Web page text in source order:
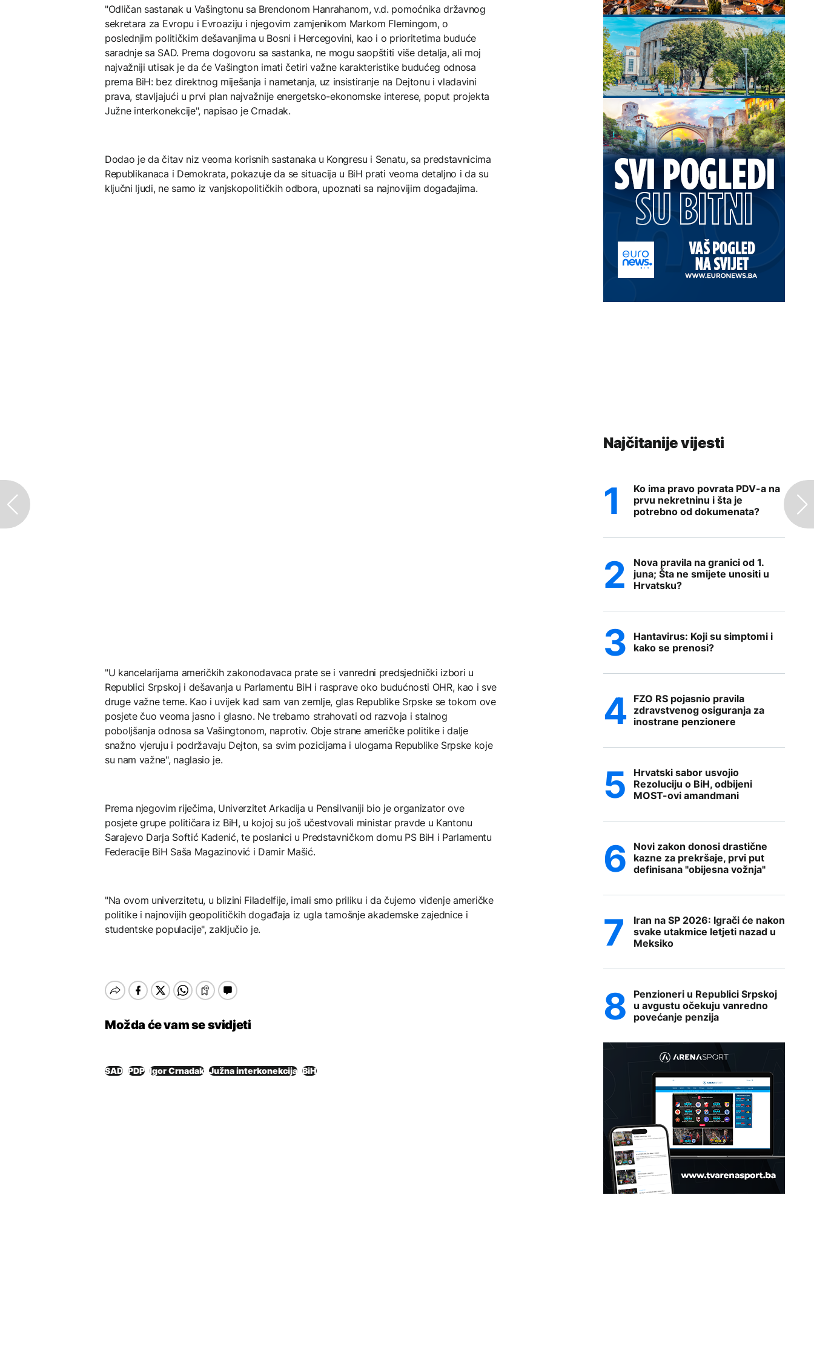
"Odličan sastanak u Vašingtonu sa Brendonom Hanrahanom, v.d. pomoćnika državnog
sekretara za Evropu i Evroaziju i njegovim zamjenikom Markom Flemingom, o
poslednjim političkim dešavanjima u Bosni i Hercegovini, kao i o prioritetima buduće
saradnje sa SAD. Prema dogovoru sa sastanka, ne mogu saopštiti više detalja, ali moj
najvažniji utisak je da će Vašington imati četiri važne karakteristike budućeg odnosa
prema BiH: bez direktnog miješanja i nametanja, uz insistiranje na Dejtonu i vladavini
prava, stavljajući u prvi plan najvažnije energetsko-ekonomske interese, poput projekta
Južne interkonekcije", napisao je Crnadak.
Dodao je da čitav niz veoma korisnih sastanaka u Kongresu i Senatu, sa predstavnicima
Republikanaca i Demokrata, pokazuje da se situacija u BiH prati veoma detaljno i da su
ključni ljudi, ne samo iz vanjskopolitičkih odbora, upoznati sa najnovijim događajima.
"U kancelarijama američkih zakonodavaca prate se i vanredni predsjednički izbori u
Republici Srpskoj i dešavanja u Parlamentu BiH i rasprave oko budućnosti OHR, kao i sve
druge važne teme. Kao i uvijek kad sam van zemlje, glas Republike Srpske se tokom ove
posjete čuo veoma jasno i glasno. Ne trebamo strahovati od razvoja i stalnog
poboljšanja odnosa sa Vašingtonom, naprotiv. Obje strane američke politike i dalje
snažno vjeruju i podržavaju Dejton, sa svim pozicijama i ulogama Republike Srpske koje
su nam važne", naglasio je.
Prema njegovim riječima, Univerzitet Arkadija u Pensilvaniji bio je organizator ove
posjete grupe političara iz BiH, u kojoj su još učestvovali ministar pravde u Kantonu
Sarajevo Darja Softić Kadenić, te poslanici u Predstavničkom domu PS BiH i Parlamentu
Federacije BiH Saša Magazinović i Damir Mašić.
"Na ovom univerzitetu, u blizini Filadelfije, imali smo priliku i da čujemo viđenje američke
politike i najnovijih geopolitičkih događaja iz ugla tamošnje akademske zajednice i
studentske populacije", zaključio je.
Možda će vam se svidjeti
SAD PDP Igor Crnadak Južna interkonekcija BiH
Najčitanije vijesti
Ko ima pravo povrata PDV-a na
prvu nekretninu i šta je
potrebno od dokumenata?
Nova pravila na granici od 1.
juna; Šta ne smijete unositi u
Hrvatsku?
Hantavirus: Koji su simptomi i
kako se prenosi?
FZO RS pojasnio pravila
zdravstvenog osiguranja za
inostrane penzionere
Hrvatski sabor usvojio
Rezoluciju o BiH, odbijeni
MOST-ovi amandmani
Novi zakon donosi drastične
kazne za prekršaje, prvi put
definisana "obijesna vožnja"
Iran na SP 2026: Igrači će nakon
svake utakmice letjeti nazad u
Meksiko
Penzioneri u Republici Srpskoj
u avgustu očekuju vanredno
povećanje penzija